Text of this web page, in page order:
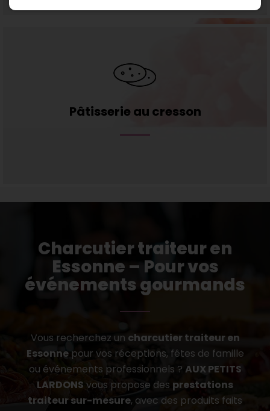
Pâtisserie au cresson
Charcutier traiteur en
Essonne – Pour vos
événements gourmands
Vous recherchez un charcutier traiteur en
Essonnepour vos réceptions, fêtes de famille
ou événements professionnels ? AUX PETITS
LARDONS vous propose des prestations
traiteur sur-mesure, avec des produits faits